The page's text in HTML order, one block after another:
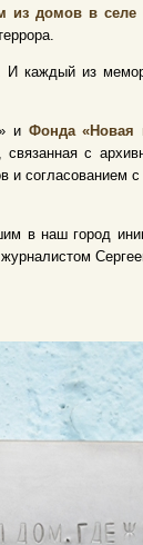
из домов в селе
каждый из
и Фонда «Новая
связанная с
и согласованием
в наш город